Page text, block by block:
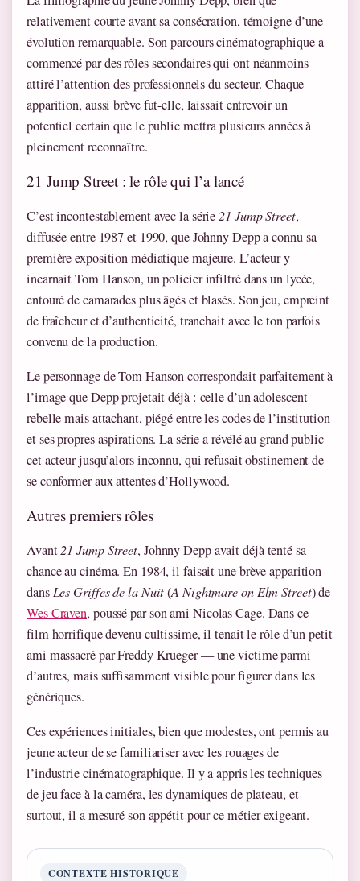
relativement courte avant sa consécration, témoigne d’une
évolution remarquable. Son parcours cinématographique a
commencé par des rôles secondaires qui ont néanmoins
attiré l’attention des professionnels du secteur. Chaque
apparition, aussi brève fut-elle, laissait entrevoir un
potentiel certain que le public mettra plusieurs années à
pleinement reconnaître.
21 Jump Street : le rôle qui l’a lancé
C’est incontestablement avec la série21 Jump Street,
diffusée entre 1987 et 1990, que Johnny Depp a connu sa
première exposition médiatique majeure. L’acteur y
incarnait Tom Hanson, un policier infiltré dans un lycée,
entouré de camarades plus âgés et blasés. Son jeu, empreint
de fraîcheur et d’authenticité, tranchait avec le ton parfois
convenu de la production.
Le personnage de Tom Hanson correspondait parfaitement à
l’image que Depp projetait déjà : celle d’un adolescent
rebelle mais attachant, piégé entre les codes de l’institution
et ses propres aspirations. La série a révélé au grand public
cet acteur jusqu’alors inconnu, qui refusait obstinement de
se conformer aux attentes d’Hollywood.
Autres premiers rôles
Avant21 Jump Street, Johnny Depp avait déjà tenté sa
chance au cinéma. En 1984, il faisait une brève apparition
dans Les Griffes de la Nuit(A Nightmare on Elm Street) de
Wes Craven, poussé par son ami Nicolas Cage. Dans ce
film horrifique devenu cultissime, il tenait le rôle d’un petit
ami massacré par Freddy Krueger — une victime parmi
d’autres, mais suffisamment visible pour figurer dans les
génériques.
Ces expériences initiales, bien que modestes, ont permis au
jeune acteur de se familiariser avec les rouages de
l’industrie cinématographique. Il y a appris les techniques
de jeu face à la caméra, les dynamiques de plateau, et
surtout, il a mesuré son appétit pour ce métier exigeant.
CONTEXTE HISTORIQUE